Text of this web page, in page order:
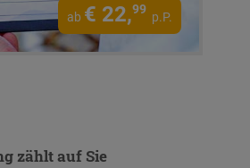
ab € 22,99
p.P.
zählt auf Sie